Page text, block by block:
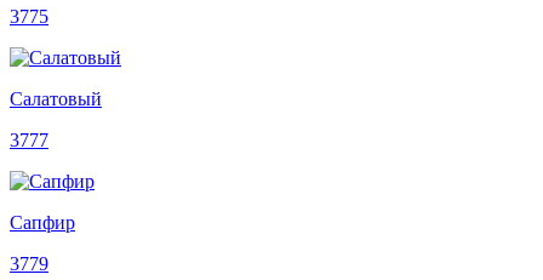
3775
Салатовый
3777
Сапфир
3779